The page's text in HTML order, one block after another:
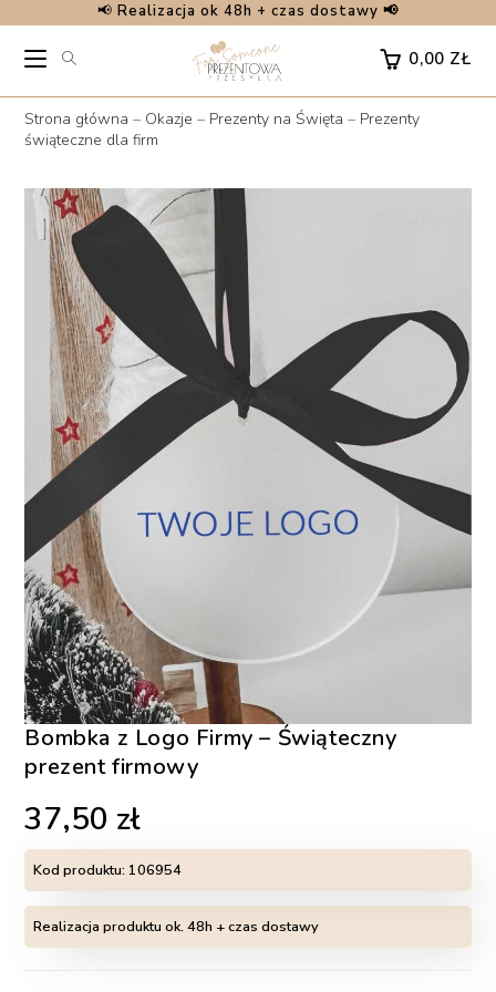
content
📢 Realizacja ok 48h + czas dostawy 📢
0,00 ZŁ
Strona główna – Okazje – Prezenty na Święta – Prezenty
świąteczne dla firm
Bombka z Logo Firmy – Świąteczny
prezent firmowy
37,50 zł
Kod produktu: 106954
Realizacja produktu ok. 48h + czas dostawy